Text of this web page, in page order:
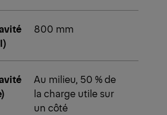
800 mm
Au milieu, 50 % de
la charge utile sur
un côté